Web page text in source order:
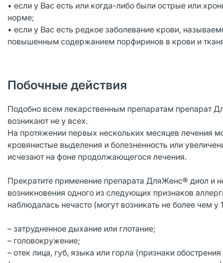
• если у Вас есть или когда-либо были острые или
норме;
• если у Вас есть редкое заболевание крови,
повышенным содержанием порфиринов в крови и
Побочные действия
Подобно всем лекарственным препаратам препарат
возникают не у всех.
На протяжении первых нескольких месяцев лечения
кровянистые выделения и болезненность или
исчезают на фоне продолжающегося лечения.
Прекратите применение препарата ДляЖенс® диол и
возникновения одного из следующих признаков
наблюдалась нечасто (могут возникать не более чем у
– затрудненное дыхание или глотание;
– головокружение;
– отек лица, губ, языка или горла (признаки